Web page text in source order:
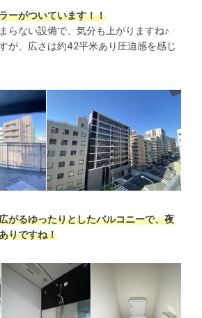
ーがついています！！
らない設備で、気分も上がりますね♪
が、広さは約42平米あり圧迫感を感じ
がるゆったりとしたバルコニーで、夜
りですね！